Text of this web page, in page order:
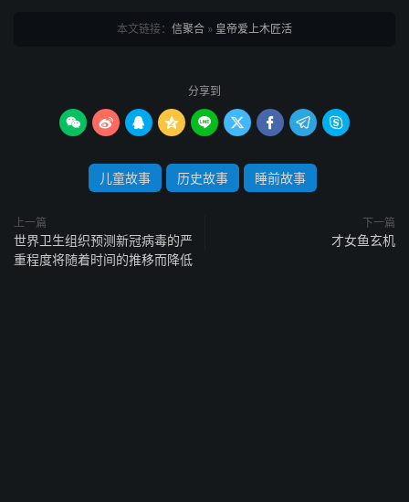
本文链接： 信聚合 » 皇帝爱上木匠活
分享到
        
儿童故事 历史故事 睡前故事
上一篇
世界卫生组织预测新冠病毒的严
重程度将随着时间的推移而降低
下一篇
才女鱼玄机